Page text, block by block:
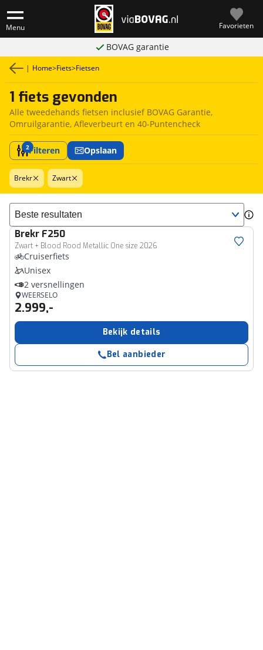
Menu Favorieten
BOVAG garantie
| Home>Fiets>Fietsen
1 fiets gevonden
Alle tweedehands fietsen inclusief BOVAG Garantie,
Omruilgarantie, Afleverbeurt en 40-Puntencheck
2Filteren Opslaan
Brekr Zwart
Sorteer resultaten
Brekr F250
Zwart + Blood Rood Metallic One size 2026
Cruiserfiets
Unisex
2 versnellingen
WEERSELO
2.999,-
Bekijk details
Bel aanbieder